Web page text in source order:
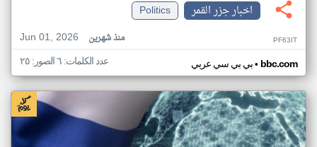
اخبار جزر القمر
Politics
Jun 01, 2026
منذ شهرين PF63IT
بي بي سي عربي• bbc.com عدد الكلمات: ٦ الصور: ٢٥